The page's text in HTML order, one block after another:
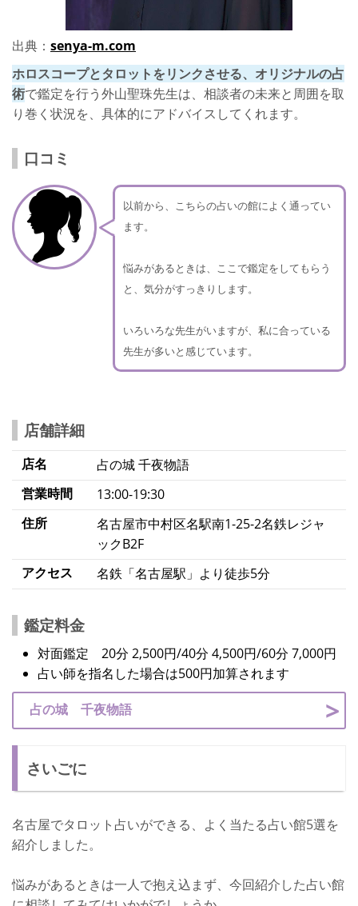
出典： senya-m.com
ホロスコープとタロットをリンクさせる、オリジナルの占
術で鑑定を行う外山聖珠先生は、相談者の未来と周囲を取
り巻く状況を、具体的にアドバイスしてくれます。
口コミ
以前から、こちらの占いの館によく通ってい
ます。
悩みがあるときは、ここで鑑定をしてもらう
と、気分がすっきりします。
いろいろな先生がいますが、私に合っている
先生が多いと感じています。
店舗詳細
店名
占の城 千夜物語
営業時間
13:00-19:30
住所
名古屋市中村区名駅南1-25-2名鉄レジャ
ックB2F
アクセス
名鉄「名古屋駅」より徒歩5分
鑑定料金
対面鑑定 20分 2,500円/40分 4,500円/60分 7,000円
占い師を指名した場合は500円加算されます
占の城 千夜物語
さいごに
名古屋でタロット占いができる、よく当たる占い館5選を
紹介しました。
悩みがあるときは一人で抱え込まず、今回紹介した占い館